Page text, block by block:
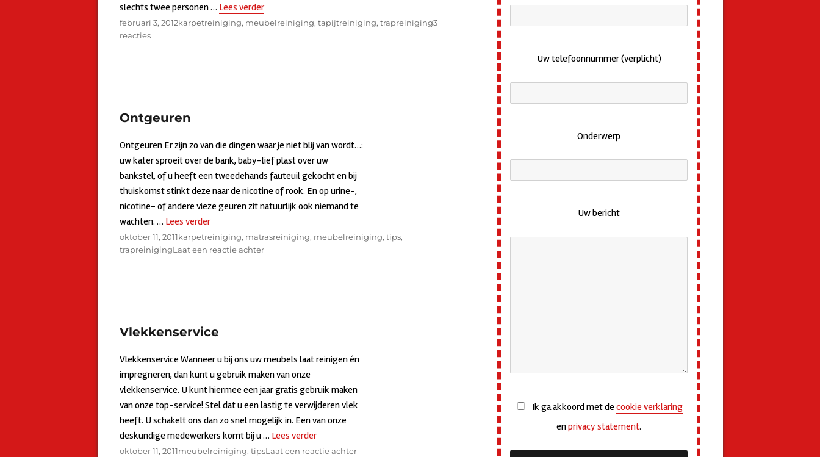
slechts twee personen … Lees verder“Tapijt Verven”
Geplaatst
op
februari 3, 2012Categorieën
karpetreiniging, meubelreiniging, tapijtreiniging, trapreiniging3
reactiesop
Ontgeuren
Ontgeuren Er zijn zo van die dingen waar je niet blij van wordt…:
uw kater sproeit over de bank, baby-lief plast over uw
bankstel, of u heeft een tweedehands fauteuil gekocht en bij
thuiskomst stinkt deze naar de nicotine of rook. En op urine-,
nicotine- of andere vieze geuren zit natuurlijk ook niemand te
wachten. … Lees verder“Ontgeuren”
Geplaatst
op
oktober 11, 2011Categorieën
karpetreiniging, matrasreiniging, meubelreiniging, tips,
trapreinigingLaat een reactie achterop
Vlekkenservice
Vlekkenservice Wanneer u bij ons uw meubels laat reinigen én
impregneren, dan kunt u gebruik maken van onze
vlekkenservice. U kunt hiermee een jaar gratis gebruik maken
van onze top-service! Stel dat u een lastig te verwijderen vlek
heeft. U schakelt ons dan zo snel mogelijk in. Een van onze
deskundige medewerkers komt bij u … Lees verder“Vlekkenservice”
Geplaatst
oktober 11, 2011Categorieën
meubelreiniging, tipsLaat een reactie achterop
Uw telefoonnummer (verplicht)
Onderwerp
Uw bericht
Ik ga akkoord met decookie verklaring
enprivacy statement.